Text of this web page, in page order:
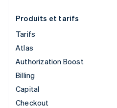
Produits et tarifs
Tarifs
Atlas
Authorization Boost
Billing
Capital
Checkout